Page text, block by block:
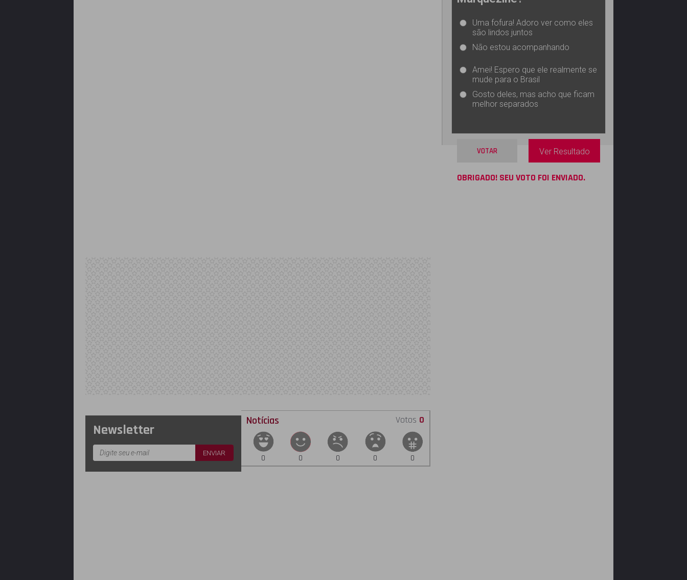
Newsletter
Notícias Votos 0
0 0 0 0 0
Uma fofura! Adoro ver como eles
são lindos juntos
Não estou acompanhando
Amei! Espero que ele realmente se
mude para o Brasil
Gosto deles, mas acho que ficam
melhor separados
VOTAR Ver Resultado
OBRIGADO! SEU VOTO FOI ENVIADO.